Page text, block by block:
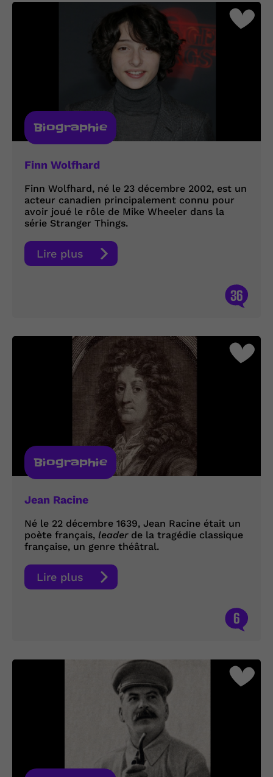
Biographie
Finn Wolfhard
Finn Wolfhard, né le 23 décembre 2002, est un
acteur canadien principalement connu pour
avoir joué le rôle de Mike Wheeler dans la
série Stranger Things.
Lire plus
36
Biographie
Jean Racine
Né le 22 décembre 1639, Jean Racine était un
poète français, leaderde la tragédie classique
française, un genre théâtral.
Lire plus
6